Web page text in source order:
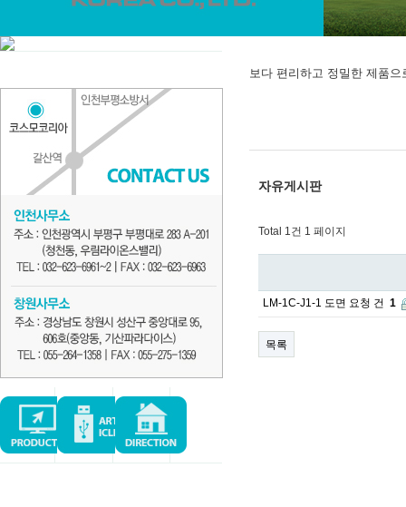
보다 편리하고 정밀한 제품
자유게시판
Total 1건 1 페이지
LM-1C-J1-1 도면 요청 건 1
목록